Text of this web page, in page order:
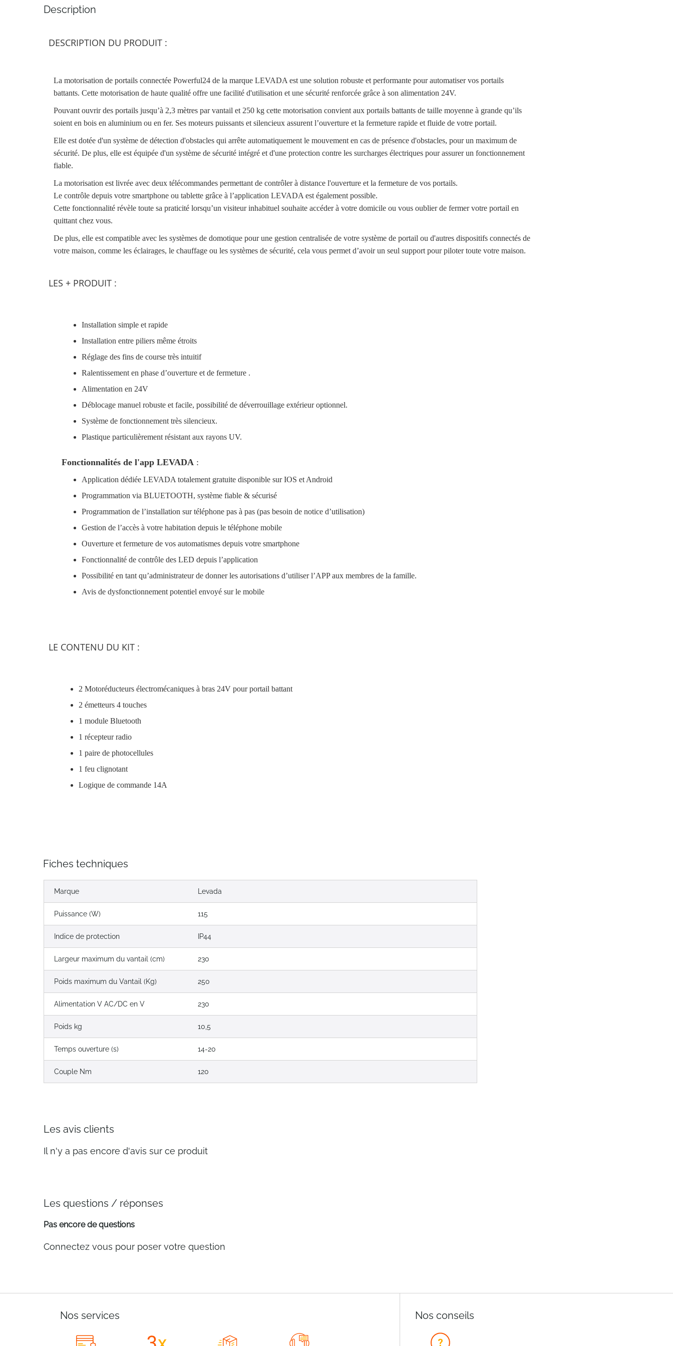
Description
DESCRIPTION DU PRODUIT :
La motorisation de portails connectée Powerful24 de la marque LEVADA est une solution robuste et performante pour automatiser vos portails
battants. Cette motorisation de haute qualité offre une facilité d'utilisation et une sécurité renforcée grâce à son alimentation 24V.
Pouvant ouvrir des portails jusqu’à 2,3 mètres par vantail et 250 kg cette motorisation convient aux portails battants de taille moyenne à grande qu’ils
soient en bois en aluminium ou en fer. Ses moteurs puissants et silencieux assurent l’ouverture et la fermeture rapide et fluide de votre portail.
Elle est dotée d'un système de détection d'obstacles qui arrête automatiquement le mouvement en cas de présence d'obstacles, pour un maximum de
sécurité. De plus, elle est équipée d'un système de sécurité intégré et d'une protection contre les surcharges électriques pour assurer un fonctionnement
fiable.
La motorisation est livrée avec deux télécommandes permettant de contrôler à distance l'ouverture et la fermeture de vos portails.
Le contrôle depuis votre smartphone ou tablette grâce à l’application LEVADA est également possible.
Cette fonctionnalité révèle toute sa praticité lorsqu’un visiteur inhabituel souhaite accéder à votre domicile ou vous oublier de fermer votre portail en
quittant chez vous.
De plus, elle est compatible avec les systèmes de domotique pour une gestion centralisée de votre système de portail ou d'autres dispositifs connectés de
votre maison, comme les éclairages, le chauffage ou les systèmes de sécurité, cela vous permet d’avoir un seul support pour piloter toute votre maison.
LES + PRODUIT :
Installation simple et rapide
Installation entre piliers même étroits
Réglage des fins de course très intuitif
Ralentissement en phase d’ouverture et de fermeture .
Alimentation en 24V
Déblocage manuel robuste et facile, possibilité de déverrouillage extérieur optionnel.
Système de fonctionnement très silencieux.
Plastique particulièrement résistant aux rayons UV.
Fonctionnalités de l'app LEVADA :
Application dédiée LEVADA totalement gratuite disponible sur IOS et Android
Programmation via BLUETOOTH, système fiable & sécurisé
Programmation de l’installation sur téléphone pas à pas (pas besoin de notice d’utilisation)
Gestion de l’accès à votre habitation depuis le téléphone mobile
Ouverture et fermeture de vos automatismes depuis votre smartphone
Fonctionnalité de contrôle des LED depuis l’application
Possibilité en tant qu’administrateur de donner les autorisations d’utiliser l’APP aux membres de la famille.
Avis de dysfonctionnement potentiel envoyé sur le mobile
LE CONTENU DU KIT :
2 Motoréducteurs électromécaniques à bras 24V pour portail battant
2 émetteurs 4 touches
1 module Bluetooth
1 récepteur radio
1 paire de photocellules
1 feu clignotant
Logique de commande 14A
Fiches techniques
Marque Levada
Puissance (W) 115
Indice de protection IP44
Largeur maximum du vantail (cm) 230
Poids maximum du Vantail (Kg) 250
Alimentation V AC/DC en V 230
Poids kg 10,5
Temps ouverture (s) 14-20
Couple Nm 120
Les avis clients
Il n'y a pas encore d'avis sur ce produit
Les questions / réponses
Pas encore de questions
Connectez vous pour poser votre question
Nos services Nos conseils